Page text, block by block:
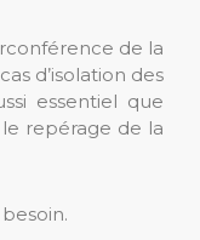
de la
d’isolation des
essentiel que
repérage de la